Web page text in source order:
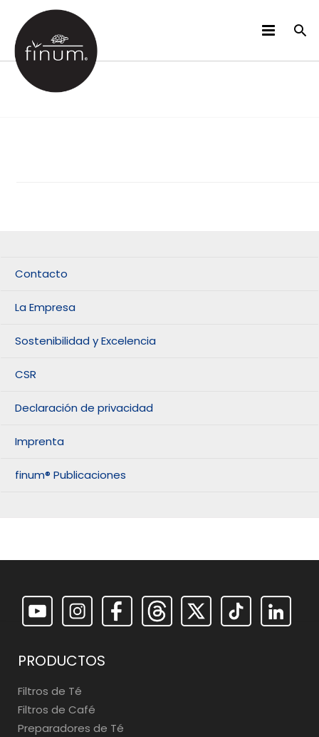
PRODUCTOS
Contacto
La Empresa
Sostenibilidad y Excelencia
CSR
Declaración de privacidad
Imprenta
finum® Publicaciones
PRODUCTOS
Filtros de Té
Filtros de Café
Preparadores de Té